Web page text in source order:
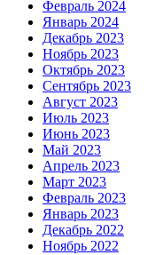
Февраль 2024
Январь 2024
Декабрь 2023
Ноябрь 2023
Октябрь 2023
Сентябрь 2023
Август 2023
Июль 2023
Июнь 2023
Май 2023
Апрель 2023
Март 2023
Февраль 2023
Январь 2023
Декабрь 2022
Ноябрь 2022